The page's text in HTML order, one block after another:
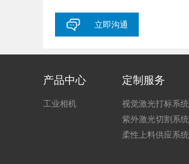
立即沟通
产品中心
工业相机
定制服务
视觉激光打标系统
紫外激光切割系统
柔性上料供应系统